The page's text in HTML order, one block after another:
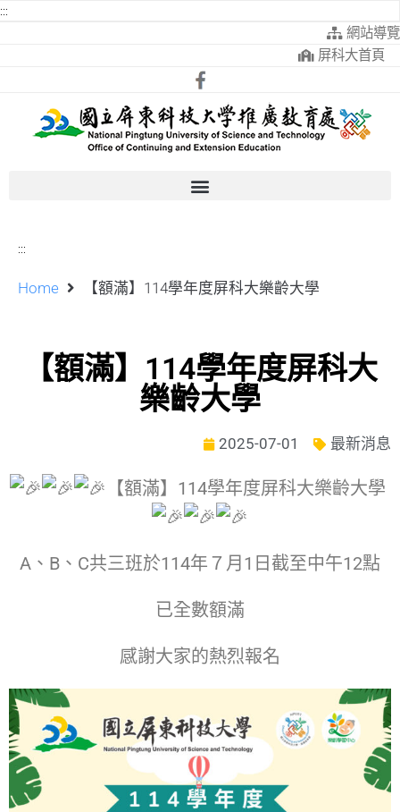
:::
網站導覽
屏科大首頁
:::
Home 【額滿】114學年度屏科大樂齡大學
【額滿】114學年度屏科大
樂齡大學
2025-07-01 最新消息
【額滿】114學年度屏科大樂齡大學
A、B、C共三班於114年７月1日截至中午12點
已全數額滿
感謝大家的熱烈報名